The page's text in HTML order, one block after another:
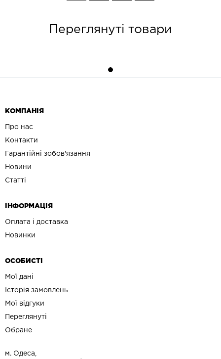
Переглянуті товари
КОМПАНІЯ
Про нас
Контакти
Гарантійні зобов'язання
Новини
Статті
ІНФОРМАЦІЯ
Оплата і доставка
Новинки
ОСОБИСТІ
Мої дані
Історія замовлень
Мої відгуки
Переглянуті
Обране
м. Одеса,